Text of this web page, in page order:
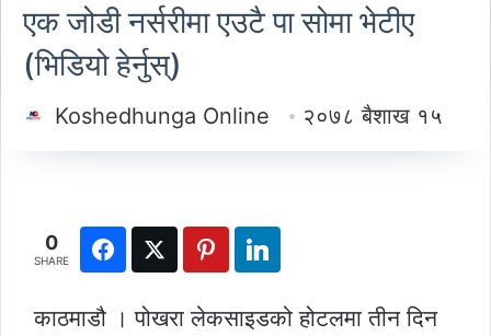
एक जोडी नर्सरीमा एउटै पा सोमा भेटीए
(भिडियो हेर्नुस्)
Koshedhunga Online २०७८ बैशाख १५
0
SHARE
काठमाडौ । पोखरा लेकसाइडको होटलमा तीन दिन